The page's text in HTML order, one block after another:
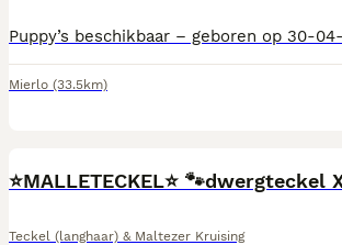
Mierlo (33.5km)
Teckel (langhaar) & Maltezer Kruising